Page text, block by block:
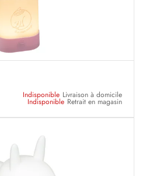
Indisponible Livraison à domicile
Indisponible Retrait en magasin